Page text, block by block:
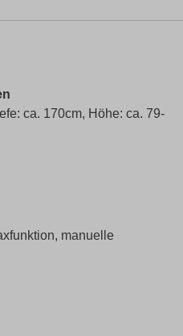
ca. 170cm, Höhe: ca. 79-
manuelle